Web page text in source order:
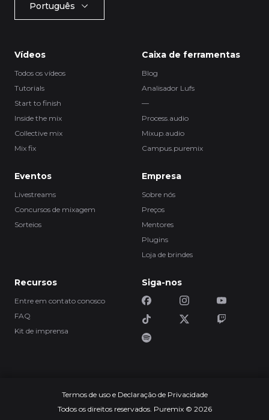
Português
Vídeos
Todos os vídeos
Tutorials
Start to finish
Inside the mix
Collective mix
Mix fix
Caixa de ferramentas
Blog
Analisador Lufs
—
Process.audio
Mixup.audio
Campus.puremix
Eventos
Livestreams
Concursos de mixagem
Sorteios
Empresa
Sobre nós
Preços
Mentores
Plugins
Loja de brindes
Recursos
Entre em contato conosco
FAQ
Kit de imprensa
Siga-nos
Termos de uso e Declaração de Privacidade
Todos os direitos reservados. Puremix © 2026